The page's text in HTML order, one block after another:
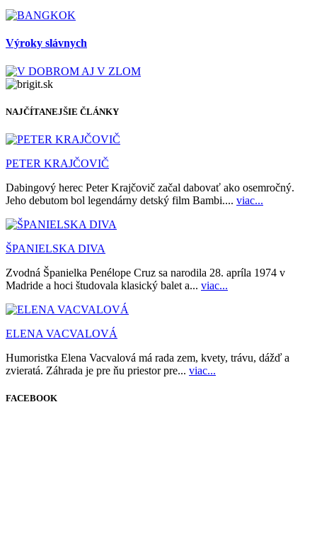
Výroky slávnych
NAJČÍTANEJŠIE ČLÁNKY
PETER KRAJČOVIČ
Dabingový herec Peter Krajčovič začal dabovať ako osemročný.
Jeho debutom bol legendárny detský film Bambi.... viac...
ŠPANIELSKA DIVA
Zvodná Španielka Penélope Cruz sa narodila 28. apríla 1974 v
Madride a hoci študovala klasický balet a... viac...
ELENA VACVALOVÁ
Humoristka Elena Vacvalová má rada zem, kvety, trávu, dážď a
zvieratá. Záhrada je pre ňu priestor pre... viac...
FACEBOOK